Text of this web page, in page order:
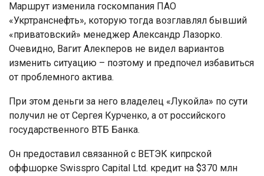
Маршрут изменила госкомпания ПАО
«Укртранснефть», которую тогда возглавлял бывший
«приватовский» менеджер Александр Лазорко.
Очевидно, Вагит Алекперов не видел вариантов
изменить ситуацию – поэтому и предпочел избавиться
от проблемного актива.
При этом деньги за него владелец «Лукойла» по сути
получил не от Сергея Курченко, а от российского
государственного ВТБ Банка.
Он предоставил связанной с ВЕТЭК кипрской
оффшорке Swisspro Capital Ltd. кредит на $370 млн